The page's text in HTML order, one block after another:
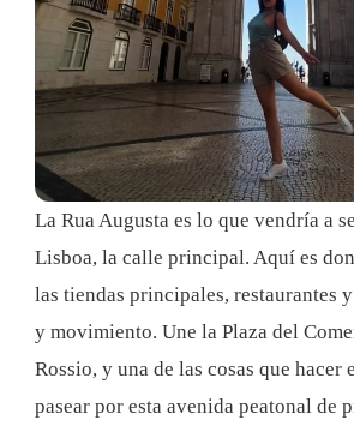
La Rua Augusta es lo que vendría a
Lisboa, la calle principal. Aquí es
las tiendas principales, restaurantes
y movimiento. Une la Plaza del
Rossio, y una de las cosas que hacer
pasear por esta avenida peatonal de